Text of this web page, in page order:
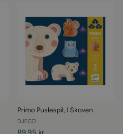
Primo Puslespil, I Skoven
DJECO